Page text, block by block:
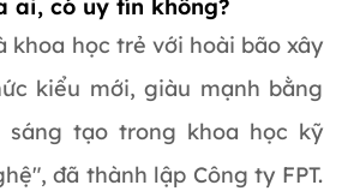
ai, có uy tín không?
khoa học trẻ với hoài bão xây
kiểu mới, giàu mạnh bằng
sáng tạo trong khoa học kỹ
đã thành lập Công ty FPT.